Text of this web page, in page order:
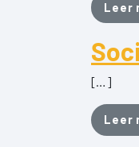
Leer
[…]
Leer